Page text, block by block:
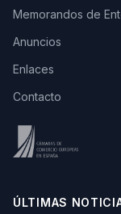
Memorandos de
Anuncios
Enlaces
Contacto
ÚLTIMAS